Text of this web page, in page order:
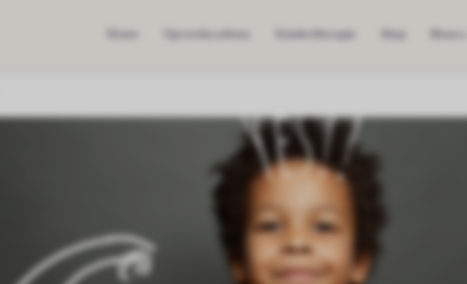
Home Opvoedacademy Kindertherapie Shop Bianca